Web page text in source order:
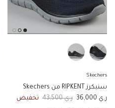
Skechers
سنيكرز RIPKENT من Skechers
السعر الان
ر.ي 36,000 السعر الاصلي
ر.ي 43,500 تخفيض